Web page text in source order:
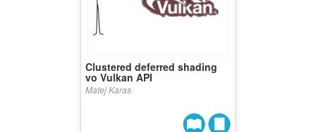
Clustered deferred shading
vo Vulkan API
Matej Karas